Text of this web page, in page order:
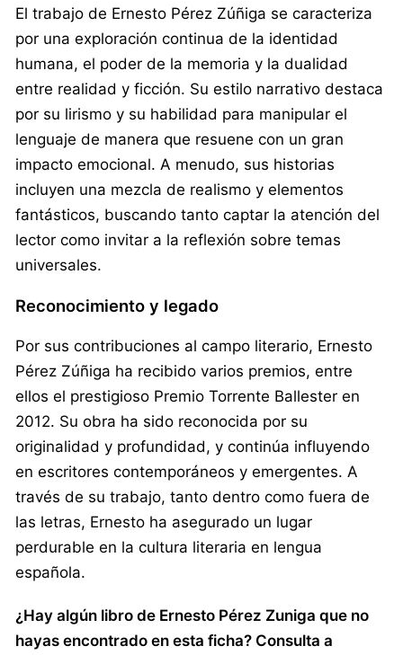
El trabajo de Ernesto Pérez Zúñiga se caracteriza
por una exploración continua de la identidad
humana, el poder de la memoria y la dualidad
entre realidad y ficción. Su estilo narrativo destaca
por su lirismo y su habilidad para manipular el
lenguaje de manera que resuene con un gran
impacto emocional. A menudo, sus historias
incluyen una mezcla de realismo y elementos
fantásticos, buscando tanto captar la atención del
lector como invitar a la reflexión sobre temas
universales.
Reconocimiento y legado
Por sus contribuciones al campo literario, Ernesto
Pérez Zúñiga ha recibido varios premios, entre
ellos el prestigioso Premio Torrente Ballester en
2012. Su obra ha sido reconocida por su
originalidad y profundidad, y continúa influyendo
en escritores contemporáneos y emergentes. A
través de su trabajo, tanto dentro como fuera de
las letras, Ernesto ha asegurado un lugar
perdurable en la cultura literaria en lengua
española.
¿Hay algún libro de Ernesto Pérez Zuniga que no
hayas encontrado en esta ficha? Consulta a